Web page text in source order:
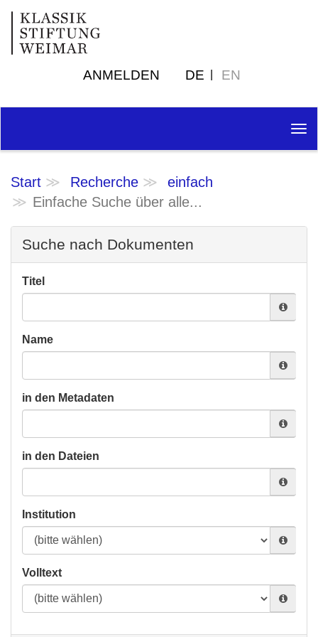
ANMELDEN DE EN
Start Recherche
einfach
Einfache Suche über alle...
Suche nach Dokumenten
Titel
Name
in den Metadaten
in den Dateien
Institution
Volltext